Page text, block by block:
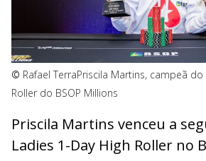
© Rafael TerraPriscila Martins, campeã do
Roller do BSOP Millions
Priscila Martins venceu a
Ladies 1-Day High Roller no